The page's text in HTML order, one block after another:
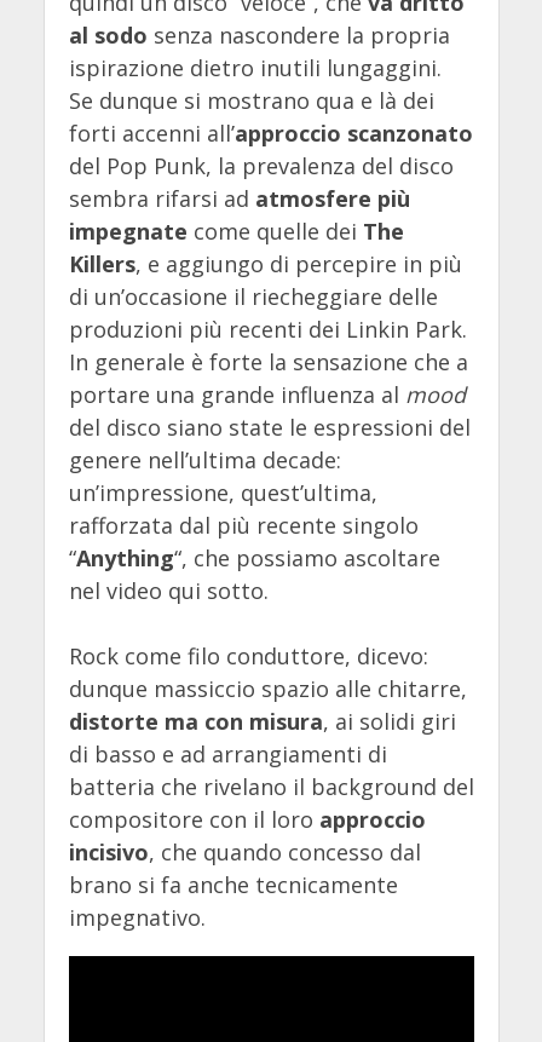
al sodo senza nascondere la propria
ispirazione dietro inutili lungaggini.
Se dunque si mostrano qua e là dei
forti accenni all’approccio scanzonato
del Pop Punk, la prevalenza del disco
sembra rifarsi ad atmosfere più
impegnate come quelle dei The
Killers, e aggiungo di percepire in più
di un’occasione il riecheggiare delle
produzioni più recenti dei Linkin Park.
In generale è forte la sensazione che a
portare una grande influenza al mood
del disco siano state le espressioni del
genere nell’ultima decade:
un’impressione, quest’ultima,
rafforzata dal più recente singolo
“Anything“, che possiamo ascoltare
nel video qui sotto.
Rock come filo conduttore, dicevo:
dunque massiccio spazio alle chitarre,
distorte ma con misura, ai solidi giri
di basso e ad arrangiamenti di
batteria che rivelano il background del
compositore con il loro approccio
incisivo, che quando concesso dal
brano si fa anche tecnicamente
impegnativo.